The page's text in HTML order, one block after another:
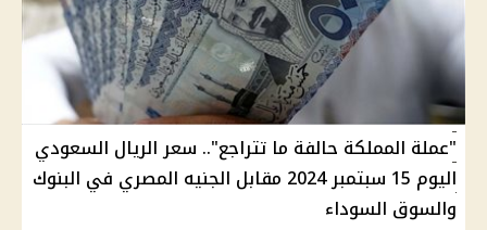
"عملة المملكة حالفة ما تتراجع".. سعر الريال السعودي
اليوم 15 سبتمبر 2024 مقابل الجنيه المصري في البنوك
والسوق السوداء